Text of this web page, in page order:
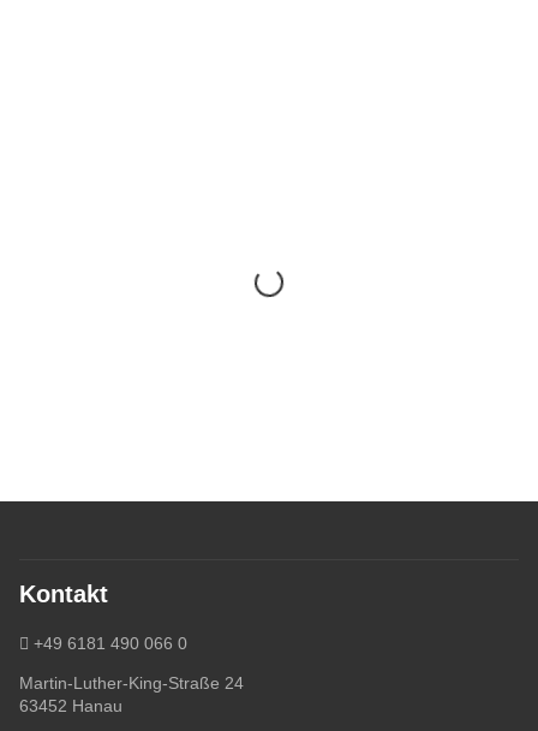
Kontakt
+49 6181 490 066 0
Martin-Luther-King-Straße 24
63452 Hanau